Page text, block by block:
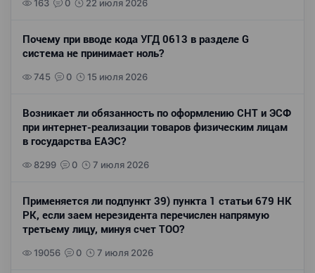
163 0 22 июля 2026
Почему при вводе кода УГД 0613 в разделе G
система не принимает ноль?
745 0 15 июля 2026
Возникает ли обязанность по оформлению СНТ и ЭСФ
при интернет-реализации товаров физическим лицам
в государства ЕАЭС?
8299 0 7 июля 2026
Применяется ли подпункт 39) пункта 1 статьи 679 НК
РК, если заем нерезидента перечислен напрямую
третьему лицу, минуя счет ТОО?
19056 0 7 июля 2026